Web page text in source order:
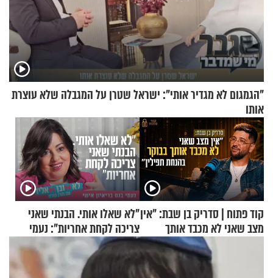
"הגמגום לא מגדיר אותי": ישראל שטרן על המגבלה שלא עוצרת
אותו
קוד פתוח | סדריק בן שבת: "אין
מצב שאני לא מכבד אותך
בבוקר בהנחת תפילין"
"לא שאלו אותי. הבנתי שאני
צריכה לקחת אחריות": נעמי
בנט בריאיון אישי